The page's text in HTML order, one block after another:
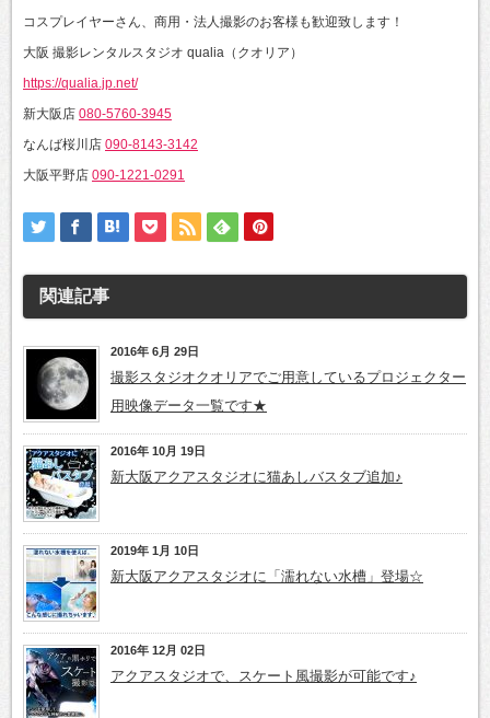
コスプレイヤーさん、商用・法人撮影のお客様も歓迎致します！
大阪 撮影レンタルスタジオ qualia（クオリア）
https://qualia.jp.net/
新大阪店 080-5760-3945
なんば桜川店 090-8143-3142
大阪平野店 090-1221-0291
関連記事
2016年 6月 29日
撮影スタジオクオリアでご用意しているプロジェクター
用映像データ一覧です★
2016年 10月 19日
新大阪アクアスタジオに猫あしバスタブ追加♪
2019年 1月 10日
新大阪アクアスタジオに「濡れない水槽」登場☆
2016年 12月 02日
アクアスタジオで、スケート風撮影が可能です♪